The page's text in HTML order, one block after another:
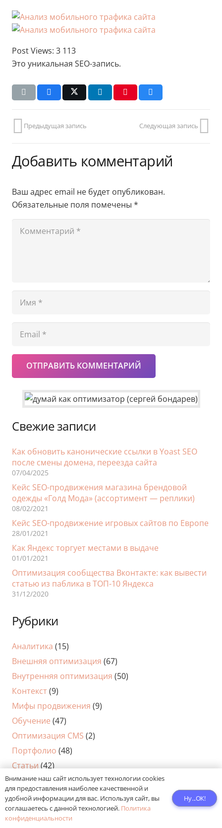
Post Views: 3 113
Это уникальная SEO-запись.
Предыдущая запись Следующая запись
Добавить комментарий
Ваш адрес email не будет опубликован.
Обязательные поля помечены *
ОТПРАВИТЬ КОММЕНТАРИЙ
Свежие записи
Как обновить канонические ссылки в Yoast SEO
после смены домена, переезда сайта
07/04/2025
Кейс SEO-продвижения магазина брендовой
одежды «Голд Мода» (ассортимент — реплики)
08/02/2021
Кейс SEO-продвижение игровых сайтов по Европе
28/01/2021
Как Яндекс торгует местами в выдаче
01/01/2021
Оптимизация сообщества Вконтакте: как вывести
статью из паблика в ТОП-10 Яндекса
31/12/2020
Рубрики
Аналитика (15)
Внешняя оптимизация (67)
Внутренняя оптимизация (50)
Контекст(9)
Мифы продвижения (9)
Обучение (47)
Оптимизация CMS (2)
Портфолио (48)
Статьи (42)
Внимание наш сайт использует технологии cookies
для предоставления наиболее качественной и
удобной информации для вас. Используя сайт, вы
соглашаетесь с данной технологией. Политика
конфиденциальности
Ну...ОК!